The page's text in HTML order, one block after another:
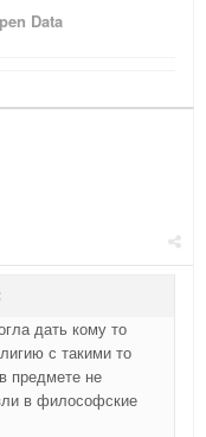
Data
дать кому то
с такими то
предмете не
в философские